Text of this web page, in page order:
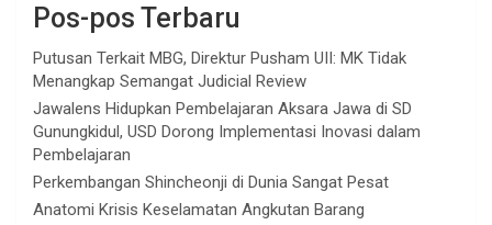
Pos-pos Terbaru
Putusan Terkait MBG, Direktur Pusham UII: MK Tidak
Menangkap Semangat Judicial Review
Jawalens Hidupkan Pembelajaran Aksara Jawa di SD
Gunungkidul, USD Dorong Implementasi Inovasi dalam
Pembelajaran
Perkembangan Shincheonji di Dunia Sangat Pesat
Anatomi Krisis Keselamatan Angkutan Barang